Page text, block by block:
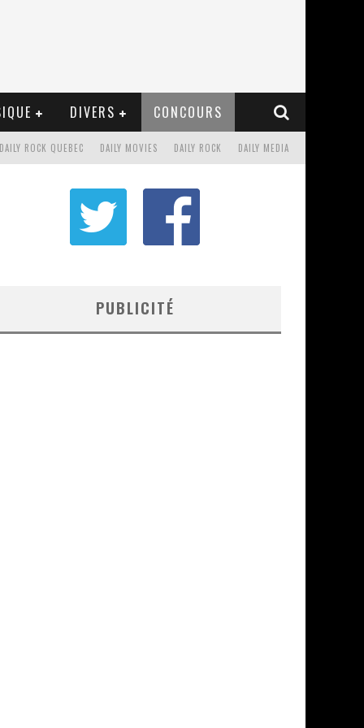
DIVERS CONCOURS
DAILY MEDIA
DAILY ROCK
DAILY MOVIES
DAILY ROCK QUEBEC
PUBLICITÉ